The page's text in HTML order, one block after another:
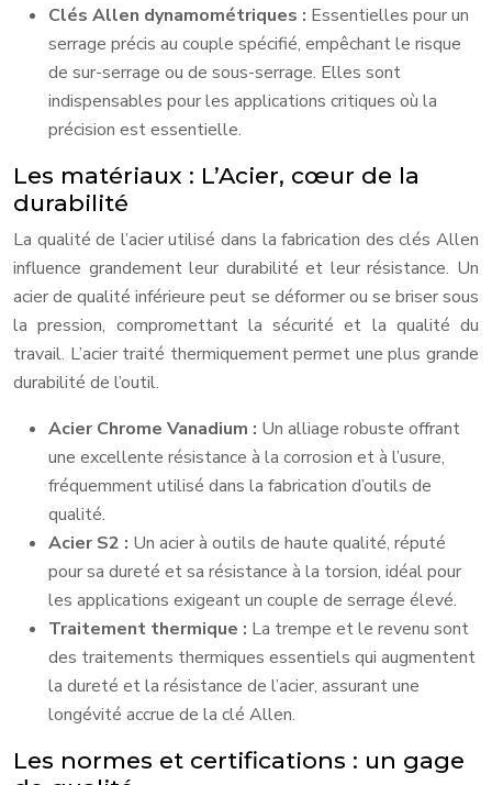
Clés Allen dynamométriques : Essentielles pour un
serrage précis au couple spécifié, empêchant le risque
de sur-serrage ou de sous-serrage. Elles sont
indispensables pour les applications critiques où la
précision est essentielle.
Les matériaux : L’Acier, cœur de la
durabilité
La qualité de l’acier utilisé dans la fabrication des clés Allen
influence grandement leur durabilité et leur résistance. Un
acier de qualité inférieure peut se déformer ou se briser sous
la pression, compromettant la sécurité et la qualité du
travail. L’acier traité thermiquement permet une plus grande
durabilité de l’outil.
Acier Chrome Vanadium : Un alliage robuste offrant
une excellente résistance à la corrosion et à l’usure,
fréquemment utilisé dans la fabrication d’outils de
qualité.
Acier S2 : Un acier à outils de haute qualité, réputé
pour sa dureté et sa résistance à la torsion, idéal pour
les applications exigeant un couple de serrage élevé.
Traitement thermique : La trempe et le revenu sont
des traitements thermiques essentiels qui augmentent
la dureté et la résistance de l’acier, assurant une
longévité accrue de la clé Allen.
Les normes et certifications : un gage